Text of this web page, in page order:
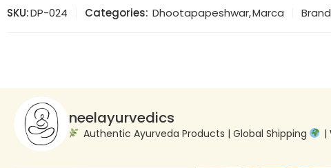
SKU:DP-024 Categories: Dhootapapeshwar,Marca
neelayurvedics
Authentic Ayurveda Products | Global Shipping |